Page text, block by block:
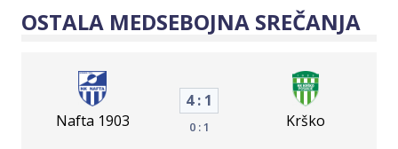
OSTALA MEDSEBOJNA SREČANJA
Nafta 1903
4 : 1
0 : 1 Krško